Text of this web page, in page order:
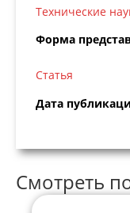
Технические
Форма
Статья
Дата
Смотреть